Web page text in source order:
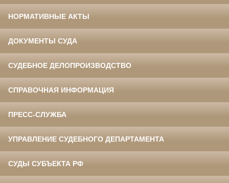
НОРМАТИВНЫЕ АКТЫ
ДОКУМЕНТЫ СУДА
СУДЕБНОЕ ДЕЛОПРОИЗВОДСТВО
СПРАВОЧНАЯ ИНФОРМАЦИЯ
ПРЕСС-СЛУЖБА
УПРАВЛЕНИЕ СУДЕБНОГО ДЕПАРТАМЕНТА
СУДЫ СУБЪЕКТА РФ